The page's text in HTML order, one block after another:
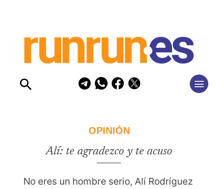
OPINIÓN
Alí: te agradezco y te acuso
No eres un hombre serio, Alí Rodríguez